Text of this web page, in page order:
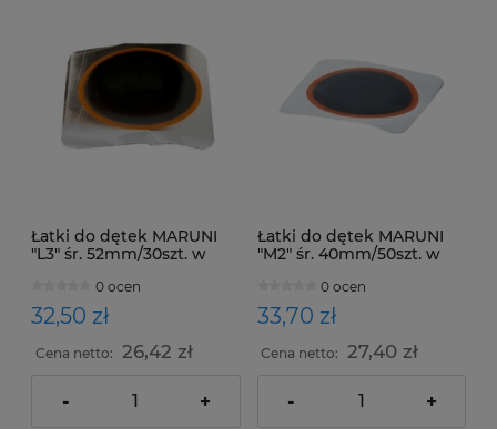
Łatki do dętek MARUNI
"L3" śr. 52mm/30szt. w
0 ocen
32,50 zł
Cena netto: 26,42 zł
- +
Łatki do dętek MARUNI
"M2" śr. 40mm/50szt. w
0 ocen
33,70 zł
Cena netto: 27,40 zł
- +